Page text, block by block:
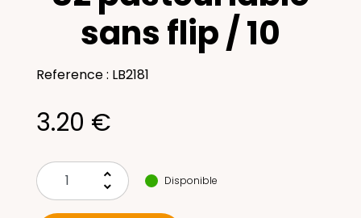
sans flip / 10
Reference : LB2181
3.20 €
keyboard_arrow_up
keyboard_arrow_down
Disponible